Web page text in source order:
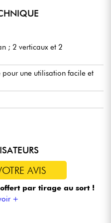
; 2 verticaux et 2
pour une utilisation facile et
AVIS
par tirage au sort !
+